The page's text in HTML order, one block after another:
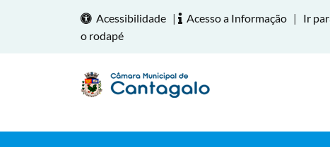
Acessibilidade | Acesso a Informação | Ir
o rodapé